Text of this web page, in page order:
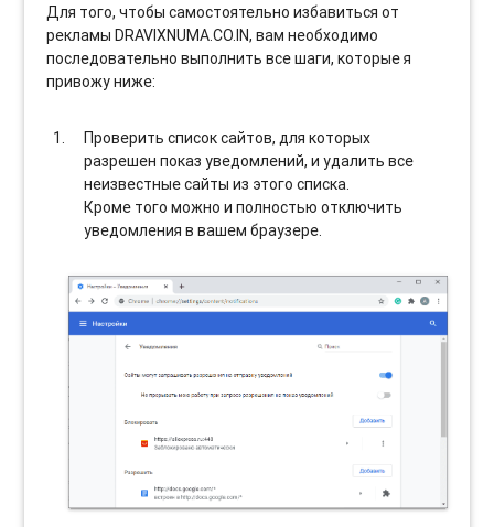
Для того, чтобы самостоятельно избавиться от
рекламы DRAVIXNUMA.CO.IN, вам необходимо
последовательно выполнить все шаги, которые я
привожу ниже:
Проверить список сайтов, для которых
разрешен показ уведомлений, и удалить все
неизвестные сайты из этого списка.
Кроме того можно и полностью отключить
уведомления в вашем браузере.